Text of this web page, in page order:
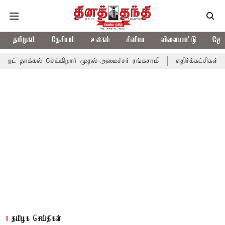
தமிழகம் தேசியம் உலகம் சினிமா விளையாட்டு
செய்கிறார் முதல்-அமைச்சர் ரங்கசாமி எதிர்க்கட்சிகள் அமளி:
தமிழக செய்திகள்